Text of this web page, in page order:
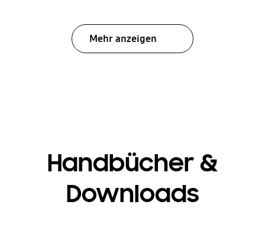
Mehr anzeigen
Handbücher &
Downloads